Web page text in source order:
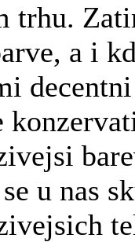
trhu.
a i
u nas